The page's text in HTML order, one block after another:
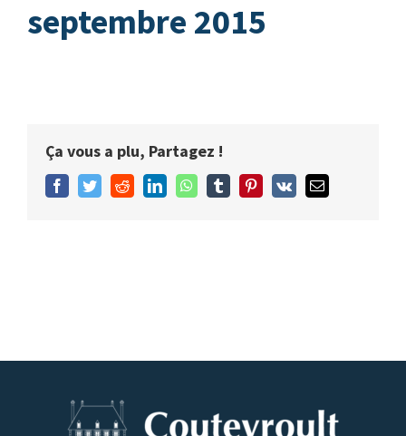
septembre 2015
Ça vous a plu, Partagez !
Facebook
TwitterRedditLinkedInWhatsApp
Tumblr Pinterest
Vk Email